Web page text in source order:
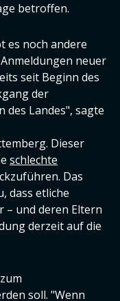
betroffen.
es noch andere
neuer
seit Beginn des
der
des Landes", sagte
Dieser
schlechte
Das
dass etliche
– und deren Eltern
derzeit auf die
soll. "Wenn